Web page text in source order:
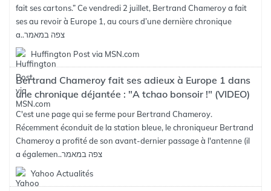
fait ses cartons.” Ce vendredi 2 juillet, Bertrand Chameroy a fait
ses au revoir à Europe 1, au cours d’une dernière chronique
a..צפה במאמר
Huffington Post via MSN.com
Bertrand Chameroy fait ses adieux à Europe 1 dans
une chronique déjantée : "A tchao bonsoir !" (VIDEO)
C'est une page qui se ferme pour Bertrand Chameroy.
Récemment éconduit de la station bleue, le chroniqueur Bertrand
Chameroy a profité de son avant-dernier passage à l'antenne (il
a égalemen..צפה במאמר
Yahoo Actualités